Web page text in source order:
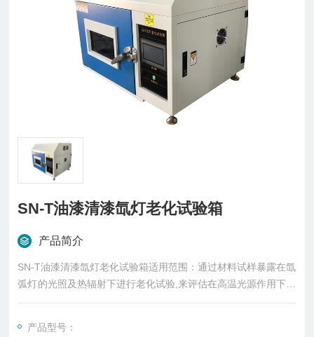
SN-T油漆清漆氙灯老化试验箱
产品简介
SN-T油漆清漆氙灯老化试验箱适用范围：通过材料试样暴露在氙
弧灯的光照及热辐射下进行老化试验,来评估在高温光源作用下某
些材料的耐光、耐候性能,主要用于油漆涂料、橡胶、塑胶、颜
产品型号：